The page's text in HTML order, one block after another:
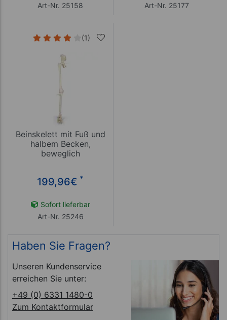
Art-Nr. 25158
Art-Nr. 25177
(1)
Beinskelett mit Fuß und
halbem Becken,
beweglich
199,96€ *
Sofort lieferbar
Art-Nr. 25246
Haben Sie Fragen?
Unseren Kundenservice
erreichen Sie unter:
+49 (0) 6331 1480-0
Zum Kontaktformular